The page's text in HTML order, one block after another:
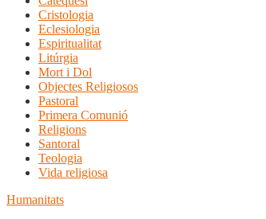
Cristologia
Eclesiologia
Espiritualitat
Litúrgia
Mort i Dol
Objectes Religiosos
Pastoral
Primera Comunió
Religions
Santoral
Teologia
Vida religiosa
Humanitats